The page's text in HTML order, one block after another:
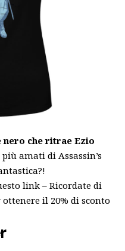
che ritrae Ezio
amati di Assassin’s
link – Ricordate di
ottenere il 20% di sconto